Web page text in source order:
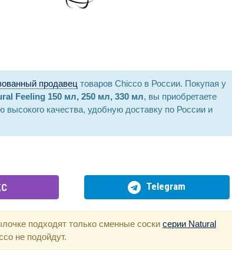
продавец товаров Chicco в России. Покупая у
Feeling 150 мл, 250 мл, 330 мл, вы приобретаете
качества, удобную доставку по России и
Telegram
подходят только сменные соски серии Natural
не подойдут.